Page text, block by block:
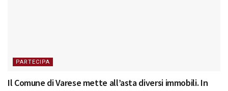
PARTECIPA
Il Comune di Varese mette all’asta diversi immobili. In